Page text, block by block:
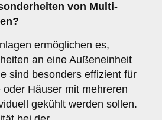
von Multi-
?
ermöglichen es,
an eine Außeneinheit
sind besonders effizient für
Häuser mit mehreren
gekühlt werden sollen.